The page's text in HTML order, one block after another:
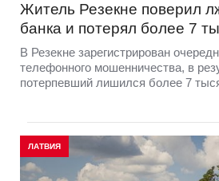
Житель Резекне поверил
банка и потерял более 7
В Резекне зарегистрирован
телефонного мошенничества, в
потерпевший лишился более 7
ЛАТВИЯ